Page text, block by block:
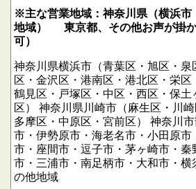
※主な営業地域：神奈川県（横浜市
地域）
東京都、その他お声が掛
可）
神奈川県横浜市（青葉区・旭区・泉
区・金沢区・港南区・港北区・栄区
鶴見区・戸塚区・中区・西区・保土
区）
神奈川県川崎市（麻生区・川
多摩区・中原区・宮前区）
神奈川
市・伊勢原市・海老名市・小田原市
市・座間市・逗子市・茅ヶ崎市・秦
市・三浦市・南足柄市・大和市・横
の他地域